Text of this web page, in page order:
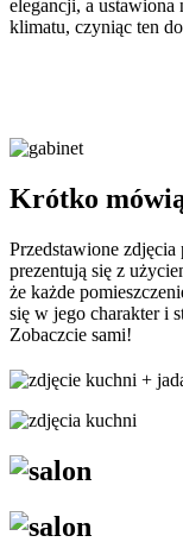
elegancji, a
klimatu, czyniąc ten
Krótko
Przedstawione zdjęcia
prezentują się z
że każde
się w jego charakter i
Zobaczcie sami!